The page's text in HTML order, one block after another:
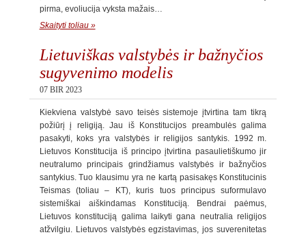
pirma, evoliucija vyksta mažais…
Skaityti toliau »
Lietuviškas valstybės ir bažnyčios
sugyvenimo modelis
07 BIR 2023
Kiekviena valstybė savo teisės sistemoje įtvirtina tam tikrą
požiūrį į religiją. Jau iš Konstitucijos preambulės galima
pasakyti, koks yra valstybės ir religijos santykis. 1992 m.
Lietuvos Konstitucija iš principo įtvirtina pasaulietiškumo jir
neutralumo principais grindžiamus valstybės ir bažnyčios
santykius. Tuo klausimu yra ne kartą pasisakęs Konstitucinis
Teismas (toliau – KT), kuris tuos principus suformulavo
sistemiškai aiškindamas Konstituciją. Bendrai paėmus,
Lietuvos konstituciją galima laikyti gana neutralia religijos
atžvilgiu. Lietuvos valstybės egzistavimas, jos suverenitetas